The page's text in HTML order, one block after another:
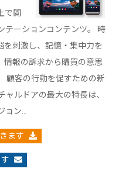
で閲
テーションコンテンツ。 時
を刺激し、記憶・集中力を
情報の訴求から購買の意思
顧客の行動を促すための新
ャルドアの最大の特長は、
ョン…
ます